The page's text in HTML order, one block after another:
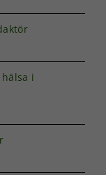
i
vår
så